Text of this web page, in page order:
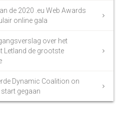
de 2020 .eu Web Awards
online gala
over het
Letland de grootste
Dynamic Coalition on
gegaan